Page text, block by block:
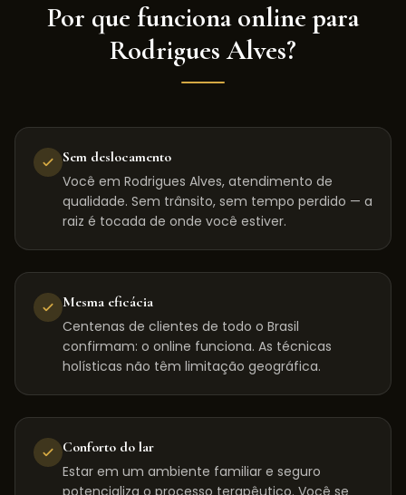
Por que funciona online para
Rodrigues Alves?
Sem deslocamento
Você em Rodrigues Alves, atendimento de
qualidade. Sem trânsito, sem tempo perdido — a
raiz é tocada de onde você estiver.
Mesma eficácia
Centenas de clientes de todo o Brasil
confirmam: o online funciona. As técnicas
holísticas não têm limitação geográfica.
Conforto do lar
Estar em um ambiente familiar e seguro
potencializa o processo terapêutico. Você se